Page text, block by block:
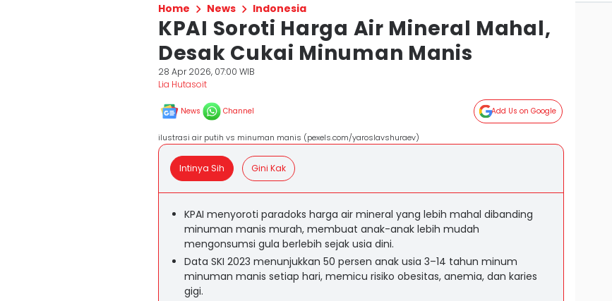
Home News Indonesia
KPAI Soroti Harga Air Mineral Mahal,
Desak Cukai Minuman Manis
28 Apr 2026, 07:00 WIB
Lia Hutasoit
News Channel Add Us on Google
ilustrasi air putih vs minuman manis (pexels.com/yaroslavshuraev)
Intinya Sih Gini Kak
KPAI menyoroti paradoks harga air mineral yang lebih mahal dibanding
minuman manis murah, membuat anak-anak lebih mudah
mengonsumsi gula berlebih sejak usia dini.
Data SKI 2023 menunjukkan 50 persen anak usia 3–14 tahun minum
minuman manis setiap hari, memicu risiko obesitas, anemia, dan karies
gigi.